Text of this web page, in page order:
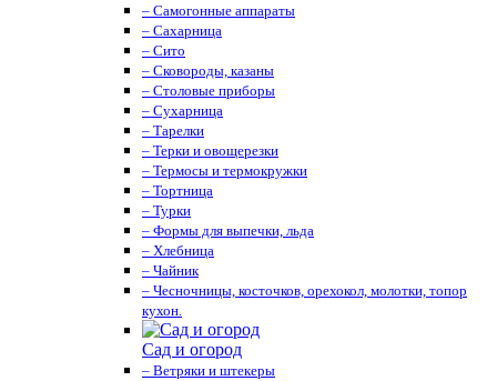
– Самогонные аппараты
– Сахарница
– Сито
– Сковороды, казаны
– Столовые приборы
– Сухарница
– Тарелки
– Терки и овощерезки
– Термосы и термокружки
– Тортница
– Турки
– Формы для выпечки, льда
– Хлебница
– Чайник
– Чесночницы, косточков, орехокол, молотки, топор
кухон.
Сад и огород
– Ветряки и штекеры